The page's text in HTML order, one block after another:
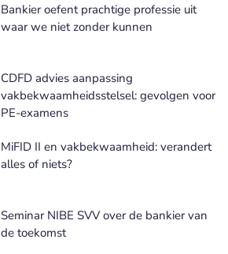
Bankier oefent prachtige professie uit
waar we niet zonder kunnen
CDFD advies aanpassing
vakbekwaamheidsstelsel: gevolgen voor
PE-examens
MiFID II en vakbekwaamheid: verandert
alles of niets?
Seminar NIBE SVV over de bankier van
de toekomst